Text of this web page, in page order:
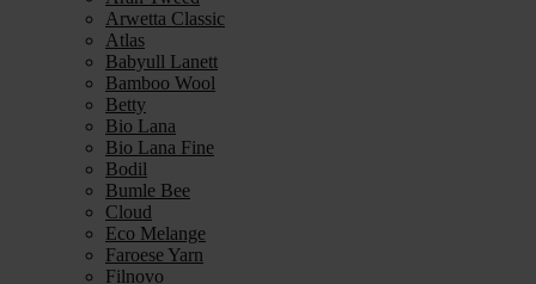
Arwetta Classic
Atlas
Babyull Lanett
Bamboo Wool
Betty
Bio Lana
Bio Lana Fine
Bodil
Bumle Bee
Cloud
Eco Melange
Faroese Yarn
Filnovo